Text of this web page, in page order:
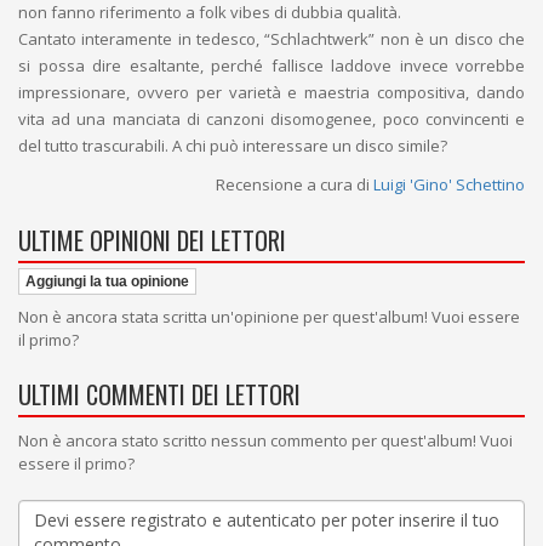
non fanno riferimento a folk vibes di dubbia qualità.
Cantato interamente in tedesco, “Schlachtwerk” non è un disco che
si possa dire esaltante, perché fallisce laddove invece vorrebbe
impressionare, ovvero per varietà e maestria compositiva, dando
vita ad una manciata di canzoni disomogenee, poco convincenti e
del tutto trascurabili. A chi può interessare un disco simile?
Recensione a cura di Luigi 'Gino' Schettino
ULTIME OPINIONI DEI LETTORI
Aggiungi la tua opinione
Non è ancora stata scritta un'opinione per quest'album! Vuoi essere
il primo?
ULTIMI COMMENTI DEI LETTORI
Non è ancora stato scritto nessun commento per quest'album! Vuoi
essere il primo?